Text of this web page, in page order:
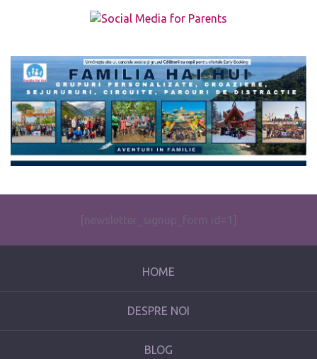
The form you have selected does not exist.
[newsletter_signup_form id=1]
HOME
DESPRE NOI
BLOG